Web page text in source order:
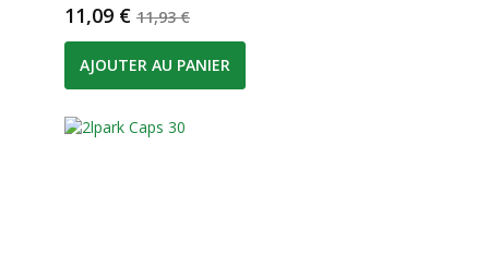
Prix
11,09 € Prix de base
11,93 €
AJOUTER AU PANIER